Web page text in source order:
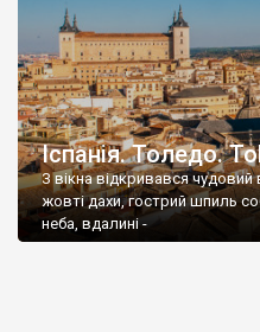
Іспанія. Толедо.
З вікна відкривався
жовті дахи, гострий шпиль
неба, вдалині -